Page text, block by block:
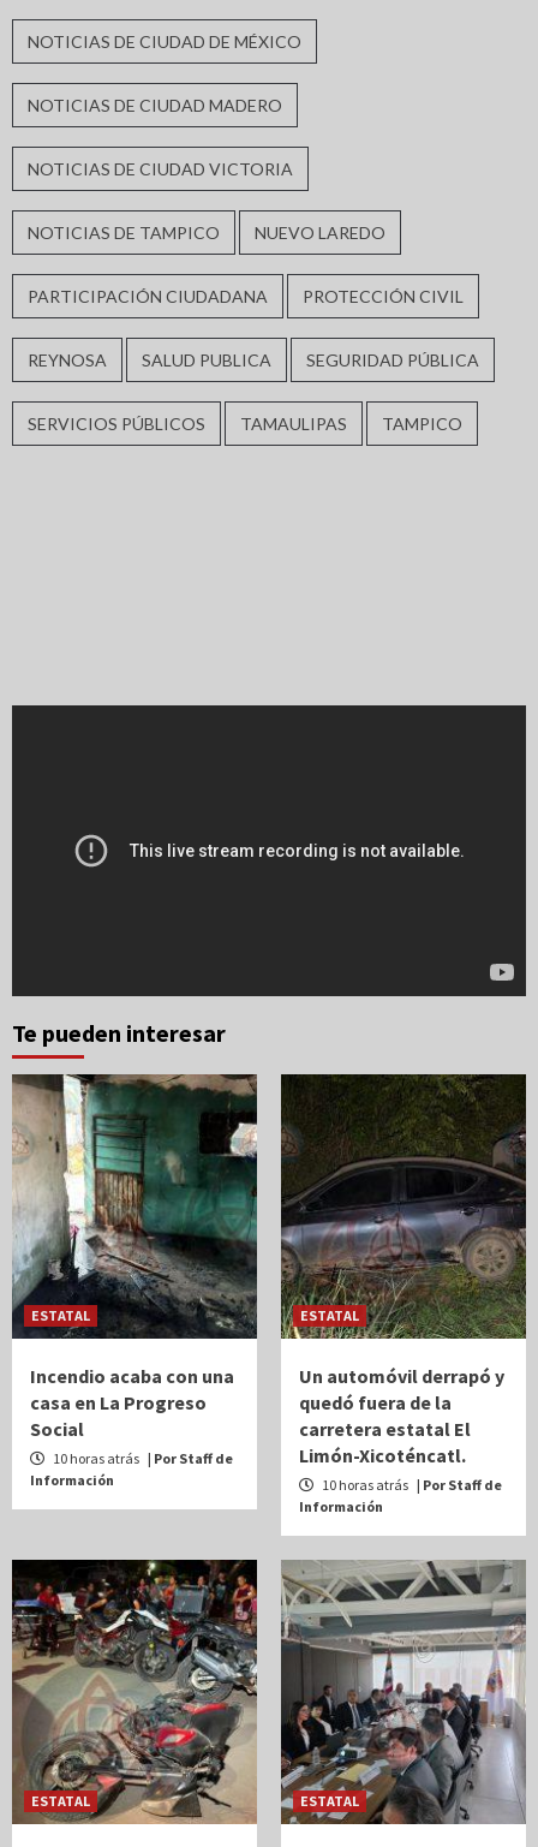
NOTICIAS DE CIUDAD DE MÉXICO
NOTICIAS DE CIUDAD MADERO
NOTICIAS DE CIUDAD VICTORIA
NOTICIAS DE TAMPICO NUEVO LAREDO
PARTICIPACIÓN CIUDADANA PROTECCIÓN CIVIL
REYNOSA SALUD PUBLICA SEGURIDAD PÚBLICA
SERVICIOS PÚBLICOS TAMAULIPAS TAMPICO
Te pueden interesar
ESTATAL
Incendio acaba con una
casa en La Progreso
Social
10 horas atrás | Por Staff de
Información
ESTATAL
Un automóvil derrapó y
quedó fuera de la
carretera estatal El
Limón-Xicoténcatl.
10 horas atrás | Por Staff de
Información
ESTATAL ESTATAL